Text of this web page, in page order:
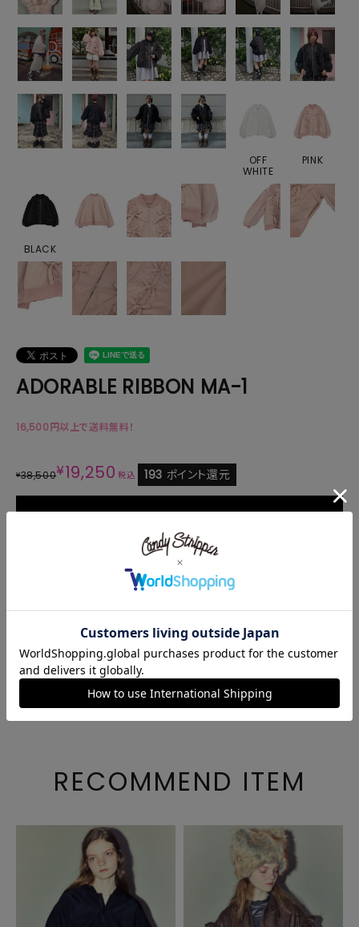
OFF
WHITE
PINK
BLACK
ADORABLE RIBBON MA-1
16,500円以上で送料無料！
¥38,500¥19,250 税込 193 ポイント還元
カートに入れる
商品説明
商品番号 1259101
ご注文後のキャンセル・変更について
RECOMMEND ITEM